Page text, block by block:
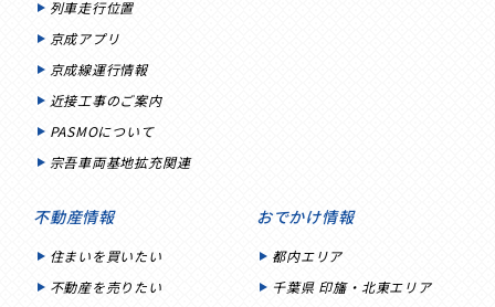
列車走行位置
京成アプリ
京成線運行情報
近接工事のご案内
PASMOについて
宗吾車両基地拡充関連
不動産情報
住まいを買いたい
不動産を売りたい
おでかけ情報
都内エリア
千葉県 印旛・北東エリア